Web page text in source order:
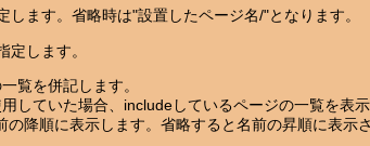
ます。省略時は"設置したページ名/"となります。
します。
覧を併記します。
していた場合、includeしているページの一覧を表
降順に表示します。省略すると名前の昇順に表示